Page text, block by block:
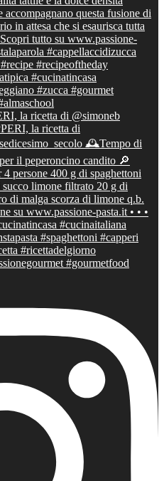
la ricetta di @simoneb